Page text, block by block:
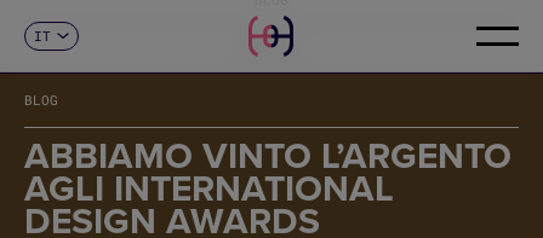
EN
FR
DE
IT
PT
CONTATTI
BLOG
ABBIAMO VINTO L’ARGENTO
AGLI INTERNATIONAL
DESIGN AWARDS